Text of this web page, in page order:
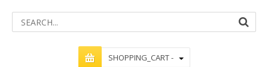
SHOPPING_CART -